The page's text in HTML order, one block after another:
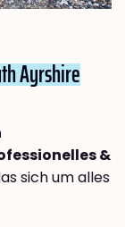
Ayrshire
&
sich um alles